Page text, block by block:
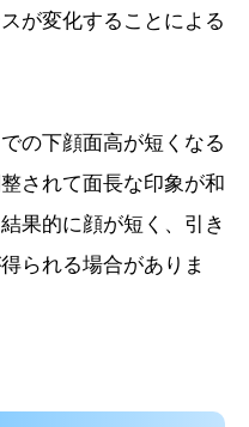
が変化することによる
の下顔面高が短くなる
されて面長な印象が和
果的に顔が短く、引き
られる場合がありま